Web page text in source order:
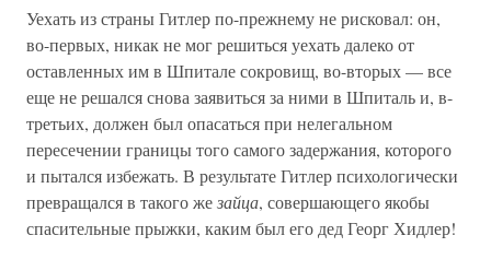
Уехать из страны Гитлер по-прежнему не рисковал: он,
во-первых, никак не мог решиться уехать далеко от
оставленных им в Шпитале сокровищ, во-вторых — все
еще не решался снова заявиться за ними в Шпиталь и, в-
третьих, должен был опасаться при нелегальном
пересечении границы того самого задержания, которого
и пытался избежать. В результате Гитлер психологически
превращался в такого жезайца, совершающего якобы
спасительные прыжки, каким был его дед Георг Хидлер!